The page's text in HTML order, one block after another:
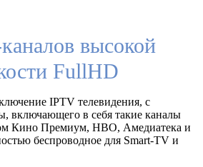
высокой
FullHD
IPTV телевидения, с
включающего в себя такие каналы
Кино Премиум, HBO, Амедиатека и
беспроводное для Smart-TV и